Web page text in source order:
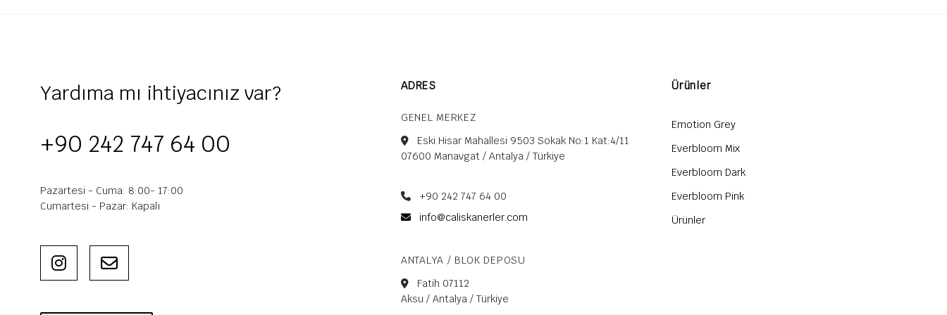
Yardıma mı ihtiyacınız var?
+90 242 747 64 00
Pazartesi - Cuma: 8:00- 17:00
Cumartesi - Pazar: Kapalı
ADRES
GENEL MERKEZ
Eski Hisar Mahallesi 9503 Sokak No:1 Kat:4/11
07600 Manavgat / Antalya / Türkiye
+90 242 747 64 00
info@caliskanerler.com
ANTALYA / BLOK DEPOSU
Fatih 07112
Aksu / Antalya / Türkiye
Ürünler
Emotion Grey
Everbloom Mix
Everbloom Dark
Everbloom Pink
Ürünler